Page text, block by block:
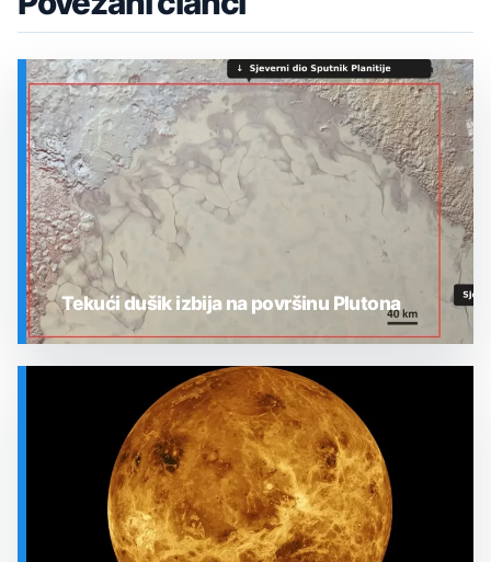
Tekući dušik izbija na površinu Plutona